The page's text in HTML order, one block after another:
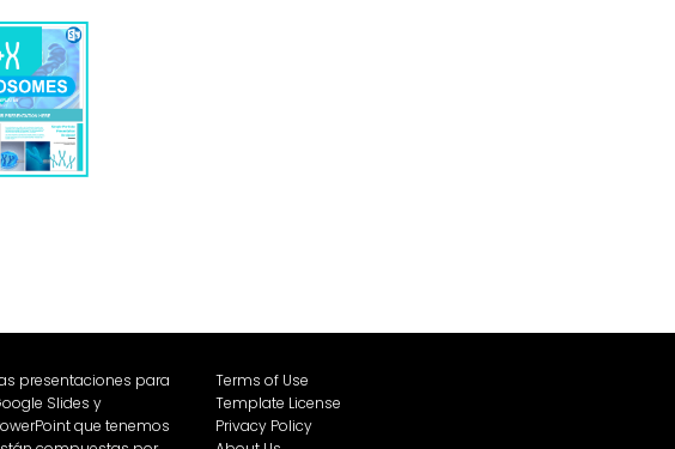
presentaciones para
Slides y
que tenemos
Terms of Use
Template License
Privacy Policy